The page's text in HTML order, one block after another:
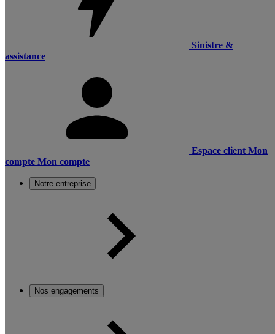
Sinistre &
assistance
Espace client Mon
compte Mon compte
Notre entreprise
Nos engagements